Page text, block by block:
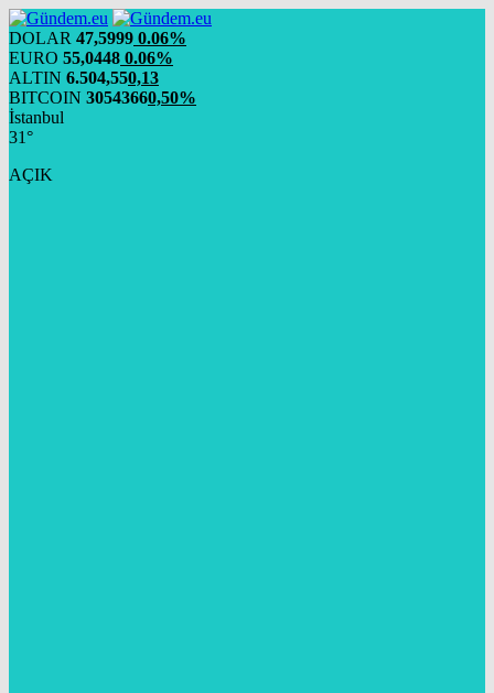
DOLAR 47,5999 0.06%
EURO 55,0448 0.06%
ALTIN 6.504,550,13
BITCOIN 30543660,50%
İstanbul
31°
AÇIK